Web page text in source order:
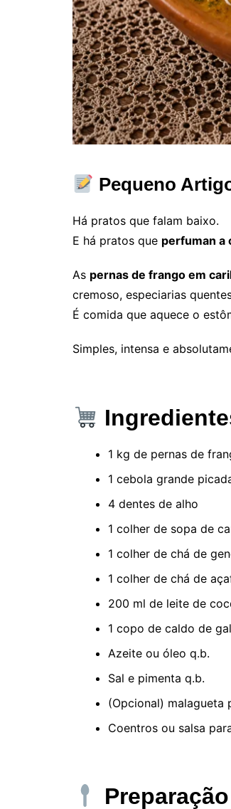
Pequeno
Há pratos que falam baixo.
E há pratos que perfuman a
As pernas de frango em
cremoso, especiarias
É comida que aquece o
Simples, intensa e
1 kg de pernas de
1 cebola grande
4 dentes de alho
1 colher de sopa de
1 colher de chá de
1 colher de chá de
200 ml de leite de
1 copo de caldo de
Azeite ou óleo q.b.
Sal e pimenta q.b.
(Opcional) malagueta
Coentros ou salsa
Preparação